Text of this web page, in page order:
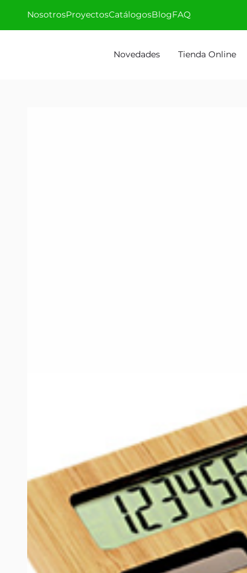
Novedades Tienda Online
NosotrosProyectosCatálogosBlogFAQ